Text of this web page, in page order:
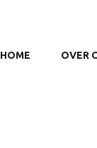
HOME OVER